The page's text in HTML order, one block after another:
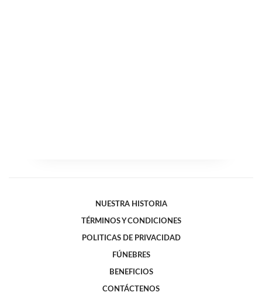
NUESTRA HISTORIA
TÉRMINOS Y CONDICIONES
POLITICAS DE PRIVACIDAD
FÚNEBRES
BENEFICIOS
CONTÁCTENOS